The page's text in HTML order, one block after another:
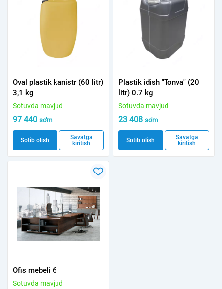
Oval plastik kanistr (60 litr)
3,1 kg
Sotuvda mavjud
97 440 so'm
Sotib olish
Savatga
kiritish
Plastik idish "Tonva" (20
litr) 0.7 kg
Sotuvda mavjud
23 408 so'm
Sotib olish
Savatga
kiritish
Ofis mebeli 6
Sotuvda mavjud